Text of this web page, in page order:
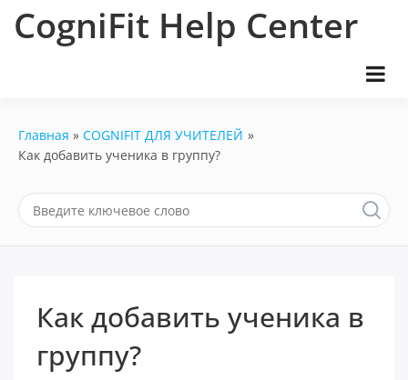
содержимому
CogniFit Help Center
Главная
COGNIFIT ДЛЯ УЧИТЕЛЕЙ
Как добавить ученика в группу?
Как добавить ученика в
группу?